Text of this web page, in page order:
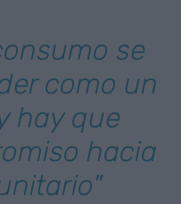
se
como un
hay que
hacia